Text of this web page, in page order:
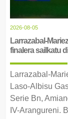
2026-08-05
Larrazabal-
finalera sailkatu
Larrazabal-
Laso-Albisu
Serie Bn,
IV-Arangureni.